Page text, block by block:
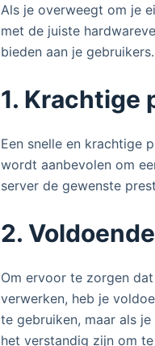
Als je overweegt om je
met de juiste
bieden aan je
1. Krachtige
Een snelle en krachtige
wordt aanbevolen om
server de gewenste
2.
Om ervoor te zorgen
verwerken, heb je
te gebruiken, maar als
het verstandig zijn om